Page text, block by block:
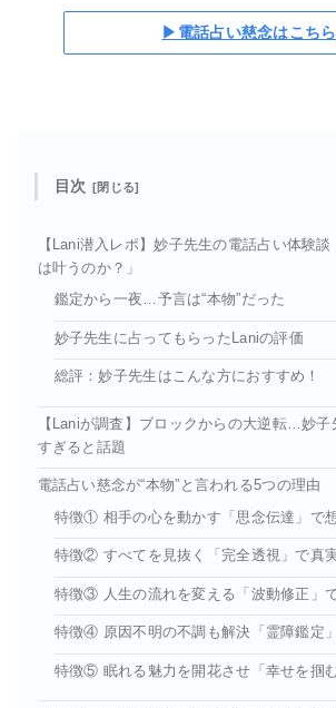
▶電話占い慈念はこちら
目次
【Lani潜入レポ】妙子先生の電話占い体験
は叶うのか？」
鑑定から一夜…予言は“本物”だった
妙子先生に占ってもらったLaniの評価
総評：妙子先生はこんな方におすすめ！
【Laniが調査】ブロックからの大逆転…妙子
すぎると話題
電話占い慈念が“本物”と言われる5つの理由
特徴① 相手の心を動かす「思念伝達」で
特徴② すべてを見抜く「完全透視」で真
特徴③ 人生の流れを変える「波動修正」
特徴④ 原因不明の不調も解決「霊障鑑定
特徴⑤ 眠れる魅力を開花させ「幸せを掴